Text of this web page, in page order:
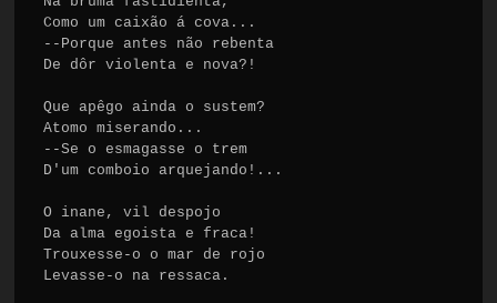
Como um caixão á cova...
--Porque antes não rebenta
De dôr violenta e nova?!
Que apêgo ainda o sustem?
Atomo miserando...
--Se o esmagasse o trem
D'um comboio arquejando!...
O inane, vil despojo
Da alma egoista e fraca!
Trouxesse-o o mar de rojo
Levasse-o na ressaca.